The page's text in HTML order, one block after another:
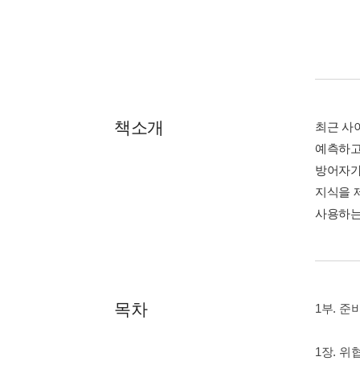
책소개
최근 사
예측하
방어자
지식을
사용하
목차 1부. 준
1장. 위